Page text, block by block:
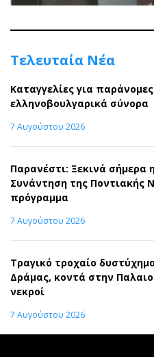
Τελευταία Νέα
Καταγγελίες για
ελληνοβουλγαρικά σύνορα
7 Αυγούστου 2026
Παρανέστι: Ξεκινά σήμερα
Συνάντηση της Ποντιακής
πρόγραμμα
7 Αυγούστου 2026
Τραγικό τροχαίο
Δράμας, κοντά στην
νεκροί
7 Αυγούστου 2026